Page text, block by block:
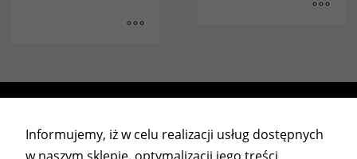
Informujemy, iż w celu realizacji usług dostępnych